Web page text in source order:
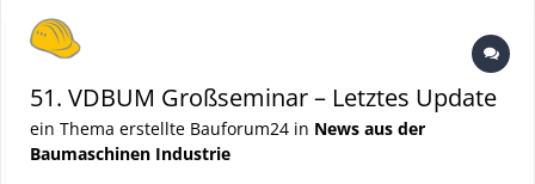
51. VDBUM Großseminar – Letztes Update
ein Thema erstellte Bauforum24 in News aus der
Baumaschinen Industrie